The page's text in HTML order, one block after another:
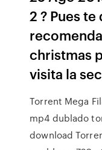
2 ? Pues
christmas
visita la
Torrent Mega
mp4 dublado
download